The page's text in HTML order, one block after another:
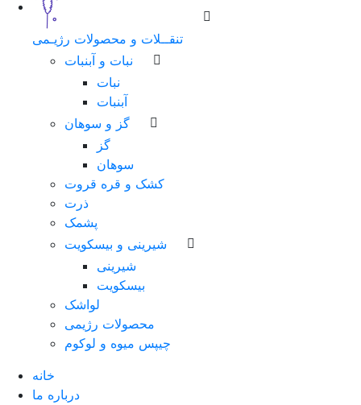
تنقــلات و محصولات رژیـمی
نبات و آبنبات
نبات
آبنبات
گز و سوهان
گز
سوهان
کشک و قره قروت
ذرت
پشمک
شیرینی و بیسکویت
شیرینی
بیسکویت
لواشک
محصولات رژیمی
چیپس میوه و لوکوم
خانه
درباره ما